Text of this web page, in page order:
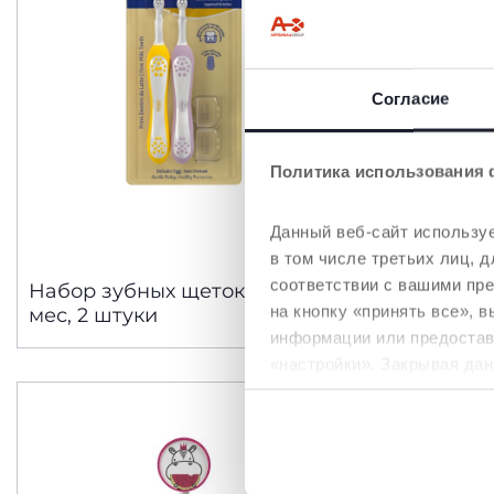
Согласие
Политика
Данный веб-сайт
в том числе третьих лиц,
соответствии с вашими
на кнопку «принять все»,
информации или
необходимы для
Набор зубных щеток, 6-36
мес, 2 штуки
ЗУБНАЯ